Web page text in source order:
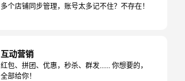
多个店铺同步管理，账号太多记不住？不存在！
互动营销
红包、拼团、优惠，秒杀、群发...... 你想要的，
全部给你！